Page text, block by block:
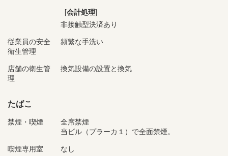
[会計処理]
非接触型決済あり
従業員の安全
衛生管理
頻繁な手洗い
店舗の衛生管
理
換気設備の設置と換気
たばこ
禁煙・喫煙
全席禁煙
当ビル（プラーカ１）で全面禁煙。
喫煙専用室
なし